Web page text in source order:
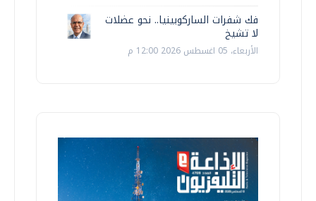
فك شفرات الساركوبينيا.. نحو عضلات
لا تشيخ
الأربعاء، 05 اغسطس 2026 12:00 م